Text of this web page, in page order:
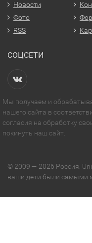
Новости
Фото
RSS
СОЦСЕТИ
Мы получаем и
нашего сайта в
согласия на обработку
покинуть наш сайт.
© 2009 — 2026 Россия.
ваши дети были самыми